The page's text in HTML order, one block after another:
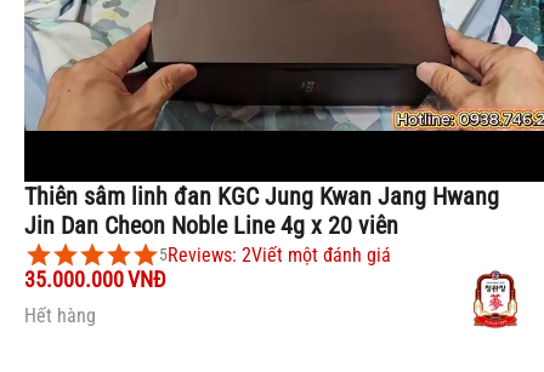
Thiên sâm linh đan KGC Jung Kwan Jang Hwang
Jin Dan Cheon Noble Line 4g x 20 viên
5Reviews: 2Viết một đánh giá
35.000.000VNĐ
Hết hàng